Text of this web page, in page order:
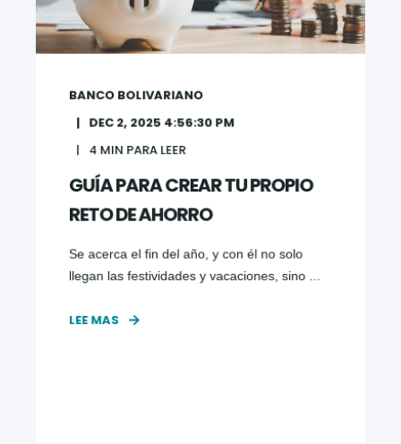
BANCO BOLIVARIANO
DEC 2, 2025 4:56:30 PM
4 MIN PARA LEER
GUÍA PARA CREAR TU PROPIO
RETO DE AHORRO
Se acerca el fin del año, y con él no solo
llegan las festividades y vacaciones, sino ...
LEE MAS